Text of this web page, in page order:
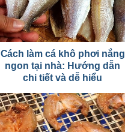
Cách làm cá khô phơi nắng
ngon tại nhà: Hướng dẫn
chi tiết và dễ hiểu